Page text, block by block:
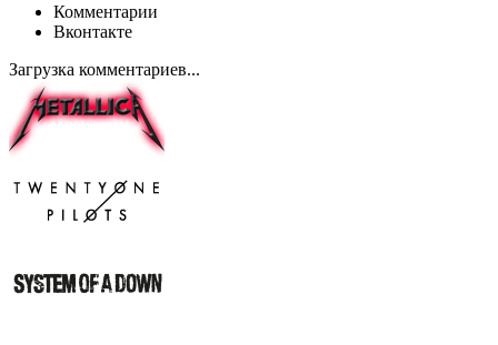
Комментарии
Вконтакте
Загрузка комментариев...